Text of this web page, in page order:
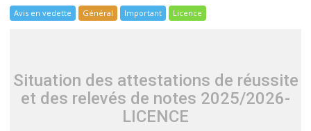
Avis en vedette Général Important Licence
Situation des attestations de réussite
et des relevés de notes 2025/2026-
LICENCE